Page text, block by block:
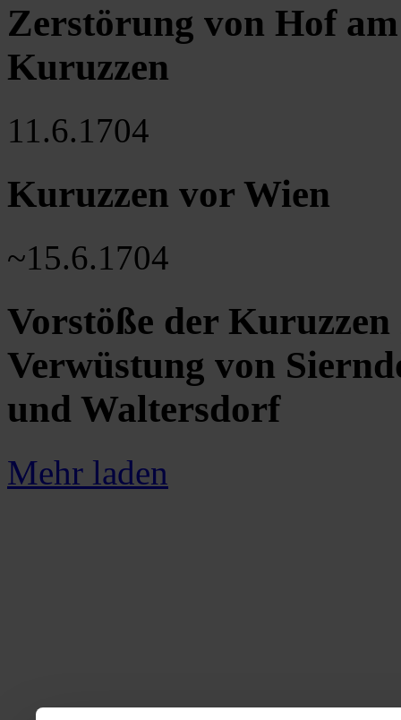
Zerstörung von Hof
Kuruzzen
11.6.1704
Kuruzzen vor Wien
~15.6.1704
Vorstöße der
Verwüstung von
und Waltersdorf
Mehr laden